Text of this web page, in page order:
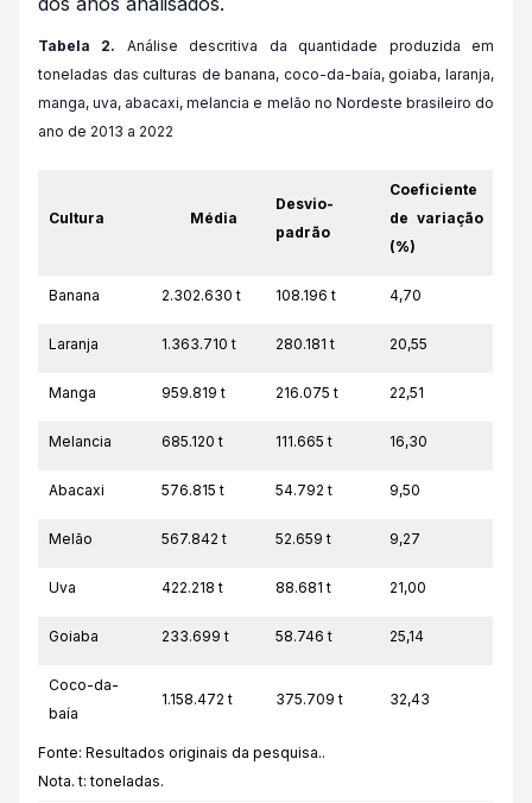
Tabela 2. Análise descritiva da quantidade produzida em
toneladas das culturas de banana, coco-da-baía, goiaba, laranja,
manga, uva, abacaxi, melancia e melão no Nordeste brasileiro do
ano de 2013 a 2022
Cultura Média
Desvio-
padrão
Coeficiente
de variação
(%)
Banana 2.302.630 t 108.196 t 4,70
Laranja 1.363.710 t 280.181 t 20,55
Manga 959.819 t 216.075 t 22,51
Melancia 685.120 t 111.665 t 16,30
Abacaxi 576.815 t 54.792 t 9,50
Melão 567.842 t 52.659 t 9,27
Uva 422.218 t 88.681 t 21,00
Goiaba 233.699 t 58.746 t 25,14
Coco-da-
baía
1.158.472 t 375.709 t 32,43
Fonte: Resultados originais da pesquisa..
Nota. t: toneladas.